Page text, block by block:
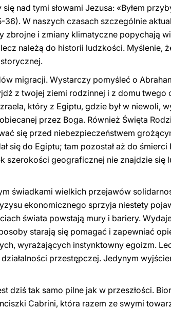
nad tymi słowami Jezusa: «Byłem
36). W naszych czasach szczególnie
i zmiany klimatyczne popychają
należą do historii ludzkości. Myślenie,
migracji. Wystarczy pomyśleć o
z twojej ziemi rodzinnej i z domu twego
który z Egiptu, gdzie był w niewoli,
przez Boga. Również Święta
się przed niebezpieczeństwem
się do Egiptu; tam pozostał aż do
szerokości geograficznej nie znajdzie się
świadkami wielkich przejawów
ekonomicznego sprzyja niestety
świata powstają mury i bariery.
starają się pomagać i zapewniać
wyrażających instynktowny egoizm.
przestępczej. Jedynym
dziś tak samo pilne jak w przeszłości.
Cabrini, która razem ze swymi